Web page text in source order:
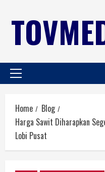
Home
Blog
Harga Sawit Diharapkan
Lobi Pusat